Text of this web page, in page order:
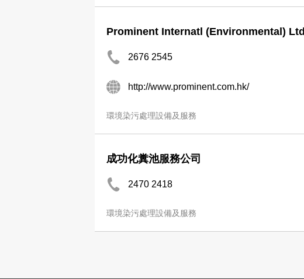
Prominent Internatl (Environmental) Ltd
2676 2545
http://www.prominent.com.hk/
環境染污處理設備及服務
成功化糞池服務公司
2470 2418
環境染污處理設備及服務